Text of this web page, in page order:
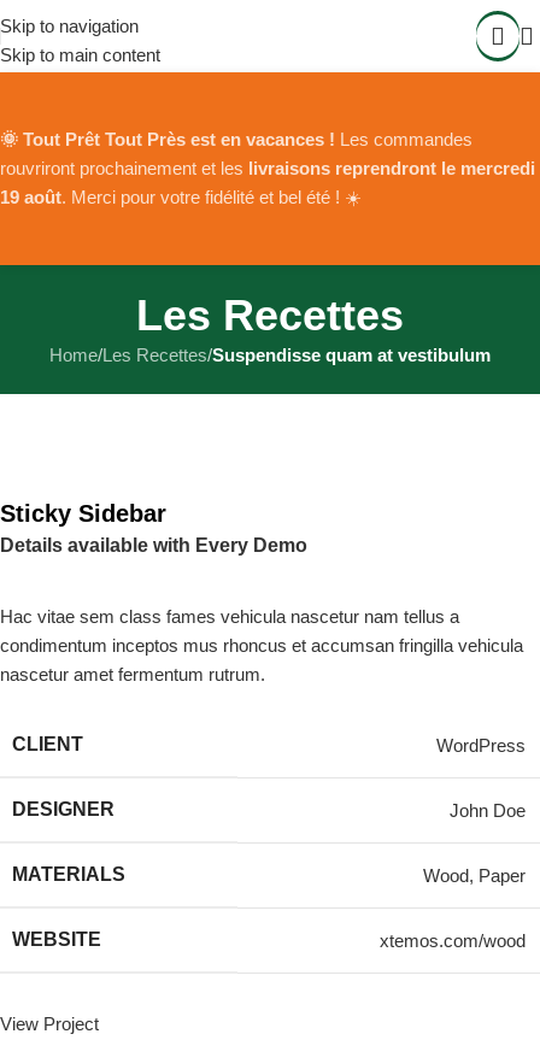
Skip to navigation
Skip to main content
🌞 Tout Prêt Tout Près est en vacances ! Les commandes
rouvriront prochainement et les livraisons reprendront le mercredi
19 août. Merci pour votre fidélité et bel été ! ☀️
Les Recettes
Home/Les Recettes/Suspendisse quam at vestibulum
Sticky Sidebar
Details available with Every Demo
Hac vitae sem class fames vehicula nascetur nam tellus a
condimentum inceptos mus rhoncus et accumsan fringilla vehicula
nascetur amet fermentum rutrum.
CLIENT WordPress
DESIGNER John Doe
MATERIALS Wood, Paper
WEBSITE xtemos.com/wood
View Project